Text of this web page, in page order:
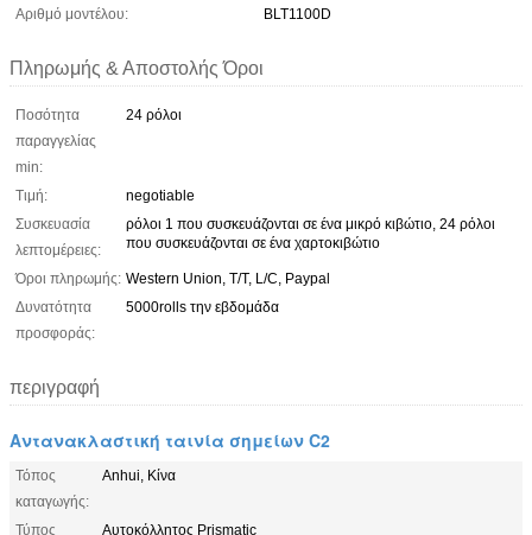
Αριθμό μοντέλου:
BLT1100D
Πληρωμής & Αποστολής Όροι
Ποσότητα
παραγγελίας
min:
24 ρόλοι
Τιμή:
negotiable
Συσκευασία
λεπτομέρειες:
ρόλοι 1 που συσκευάζονται σε ένα μικρό κιβώτιο, 24 ρόλοι
που συσκευάζονται σε ένα χαρτοκιβώτιο
Όροι πληρωμής: Western Union, T/T, L/C, Paypal
Δυνατότητα
προσφοράς:
5000rolls την εβδομάδα
περιγραφή
Αντανακλαστική ταινία σημείων C2
Τόπος
καταγωγής:
Anhui, Κίνα
Τύπος
Αυτοκόλλητος Prismatic